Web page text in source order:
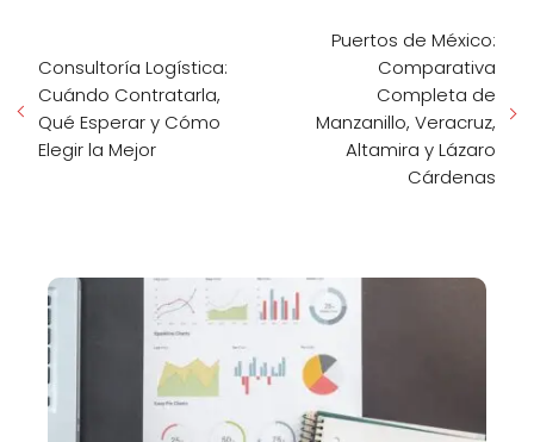
Consultoría Logística:
Cuándo Contratarla,
Qué Esperar y Cómo
Elegir la Mejor
Puertos de México:
Comparativa
Completa de
Manzanillo, Veracruz,
Altamira y Lázaro
Cárdenas